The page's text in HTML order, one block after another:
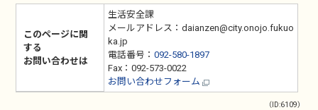
このページに関
する
お問い合わせは
生活安全課
メールアドレス：daianzen@city.onojo.fukuo
ka.jp
電話番号： 092-580-1897
Fax：092-573-0022
お問い合わせフォーム
（ID:6109）